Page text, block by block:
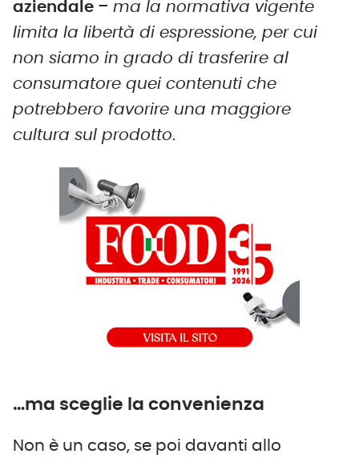
aziendale – ma la normativa vigente
limita la libertà di espressione, per cui
non siamo in grado di trasferire al
consumatore quei contenuti che
potrebbero favorire una maggiore
cultura sul prodotto.
…ma sceglie la convenienza
Non è un caso, se poi davanti allo